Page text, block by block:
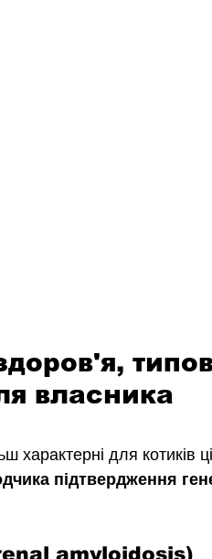
власника
для котиків
підтвердження
amyloidosis)